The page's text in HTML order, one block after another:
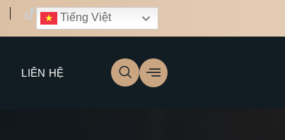
Tiếng Việt
LIÊN HỆ